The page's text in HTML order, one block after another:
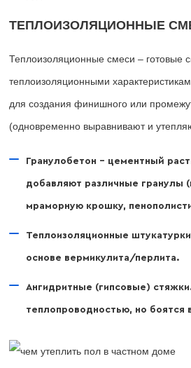
ТЕПЛОИЗОЛЯЦИОННЫЕ
Теплоизоляционные смеси – готовые
теплоизоляционными
для создания финишного или
(одновременно выравнивают и
Гранулобетон – цементный
добавляют различные гранулы
мраморную крошку,
Теплоизоляционные
основе вермикулита/перлита.
Ангидритные (гипсовые)
теплопроводностью, но боятся